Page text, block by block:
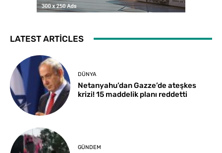
LATEST ARTICLES
DÜNYA
Netanyahu’dan Gazze’de ateşkes
krizi! 15 maddelik planı reddetti
GÜNDEM